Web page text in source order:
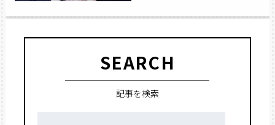
SEARCH
記事を検索